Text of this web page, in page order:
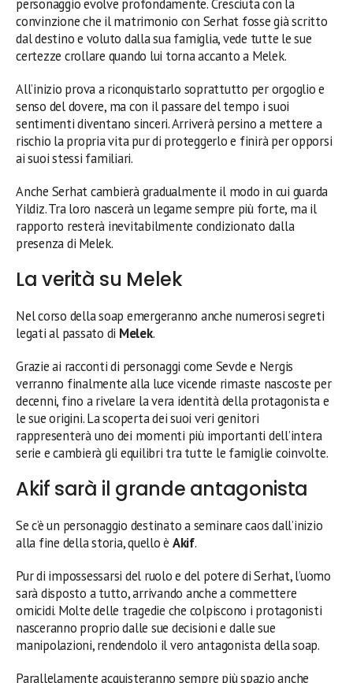
personaggio evolve profondamente. Cresciuta con la
convinzione che il matrimonio con Serhat fosse già scritto
dal destino e voluto dalla sua famiglia, vede tutte le sue
certezze crollare quando lui torna accanto a Melek.
All’inizio prova a riconquistarlo soprattutto per orgoglio e
senso del dovere, ma con il passare del tempo i suoi
sentimenti diventano sinceri. Arriverà persino a mettere a
rischio la propria vita pur di proteggerlo e finirà per opporsi
ai suoi stessi familiari.
Anche Serhat cambierà gradualmente il modo in cui guarda
Yildiz. Tra loro nascerà un legame sempre più forte, ma il
rapporto resterà inevitabilmente condizionato dalla
presenza di Melek.
La verità su Melek
Nel corso della soap emergeranno anche numerosi segreti
legati al passato di Melek.
Grazie ai racconti di personaggi come Sevde e Nergis
verranno finalmente alla luce vicende rimaste nascoste per
decenni, fino a rivelare la vera identità della protagonista e
le sue origini. La scoperta dei suoi veri genitori
rappresenterà uno dei momenti più importanti dell’intera
serie e cambierà gli equilibri tra tutte le famiglie coinvolte.
Akif sarà il grande antagonista
Se c’è un personaggio destinato a seminare caos dall’inizio
alla fine della storia, quello è Akif.
Pur di impossessarsi del ruolo e del potere di Serhat, l’uomo
sarà disposto a tutto, arrivando anche a commettere
omicidi. Molte delle tragedie che colpiscono i protagonisti
nasceranno proprio dalle sue decisioni e dalle sue
manipolazioni, rendendolo il vero antagonista della soap.
Parallelamente acquisteranno sempre più spazio anche